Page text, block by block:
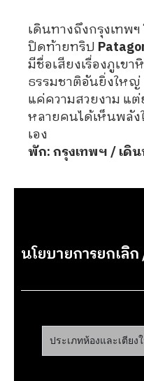
เดินทางถึงกรุงเทพ
ปิดท้ายทริป
มีชื่อเสียงเรื่องภูเข
ธรรมชาติอันยิ่งใหญ่
แค่ความสวยงาม แ
หลายคนได้เห็นพลัง
เอง
พัก: กรุงเทพฯ / เดิ
นโยบายการยกเลิ
ประเภทห้องและเตียง